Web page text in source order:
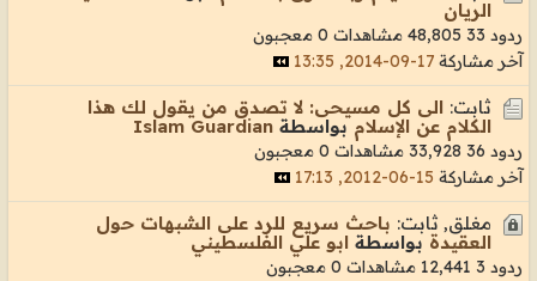
الريان
ردود 33 48,805 مشاهدات
0 معجبون
آخر مشاركة 17-09-2014, 13:35
ثابت: الى كل مسيحى: لا تصدق من يقول لك هذا
الكلام عن الإسلام بواسطة Islam Guardian
ردود 36 33,928 مشاهدات
0 معجبون
آخر مشاركة 15-06-2012, 17:13
مغلق, ثابت: باحث سريع للرد على الشبهات حول
العقيدة بواسطة ابو علي الفلسطيني
ردود 3 12,441 مشاهدات
0 معجبون